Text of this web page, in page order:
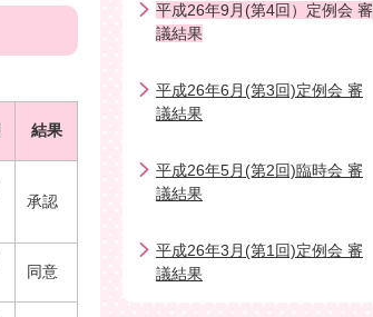
結果
承認
同意
平成26年9月(第4回）定例会 審
議結果
平成26年6月(第3回)定例会 審
議結果
平成26年5月(第2回)臨時会 審
議結果
平成26年3月(第1回)定例会 審
議結果